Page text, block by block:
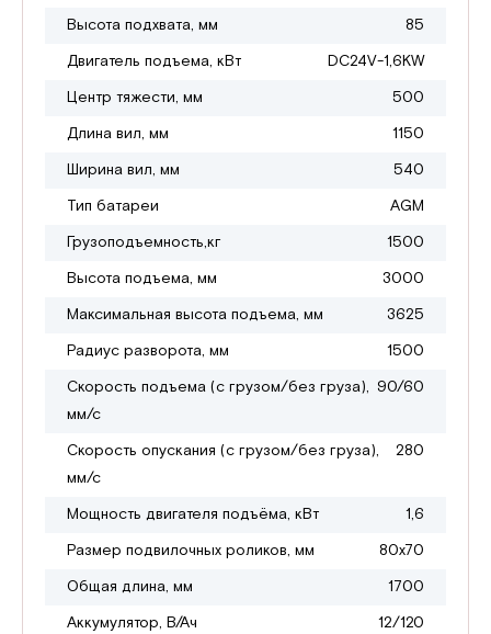
Высота подхвата, мм
85
Двигатель подъема, кВт
DC24V-1,6KW
Центр тяжести, мм
500
Длина вил, мм
1150
Ширина вил, мм
540
Тип батареи
AGM
Грузоподъемность,кг
1500
Высота подъема, мм
3000
Максимальная высота подъема, мм
3625
Радиус разворота, мм
1500
Скорость подъема (с грузом/без груза),
мм/с
90/60
Скорость опускания (с грузом/без груза),
мм/с
280
Мощность двигателя подъёма, кВт
1,6
Размер подвилочных роликов, мм
80х70
Общая длина, мм
1700
Аккумулятор, В/Ач
12/120